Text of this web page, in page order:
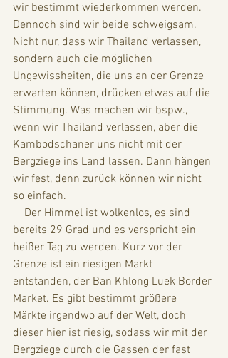
wir bestimmt wiederkommen werden.
Dennoch sind wir beide schweigsam.
Nicht nur, dass wir Thailand verlassen,
sondern auch die möglichen
Ungewissheiten, die uns an der Grenze
erwarten können, drücken etwas auf die
Stimmung. Was machen wir bspw.,
wenn wir Thailand verlassen, aber die
Kambodschaner uns nicht mit der
Bergziege ins Land lassen. Dann hängen
wir fest, denn zurück können wir nicht
so einfach.
bereits 29 Grad und es verspricht ein
heißer Tag zu werden. Kurz vor der
Grenze ist ein riesigen Markt
entstanden, der Ban Khlong Luek Border
Market. Es gibt bestimmt größere
Märkte irgendwo auf der Welt, doch
dieser hier ist riesig, sodass wir mit der
Bergziege durch die Gassen der fast